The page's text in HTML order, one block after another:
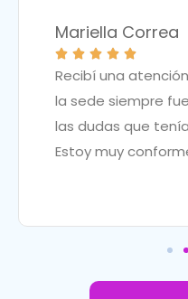
Mariella Correa
    
Recibí una
la sede siempre
las dudas que
Estoy muy